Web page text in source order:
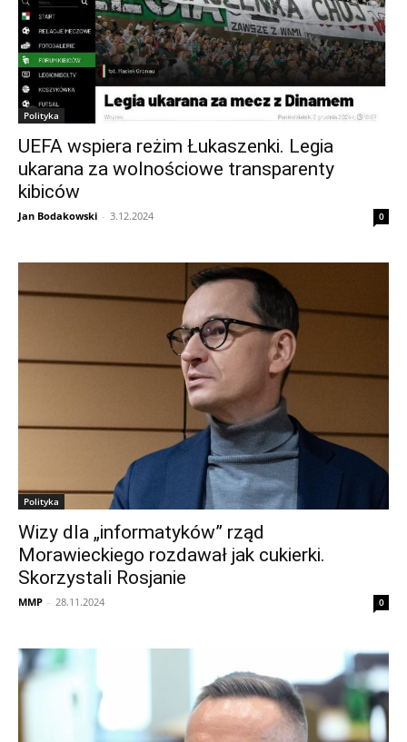
Polityka
UEFA wspiera reżim Łukaszenki. Legia
ukarana za wolnościowe transparenty
kibiców
Jan Bodakowski - 3.12.2024 0
Polityka
Wizy dla „informatyków” rząd
Morawieckiego rozdawał jak cukierki.
Skorzystali Rosjanie
MMP - 28.11.2024 0